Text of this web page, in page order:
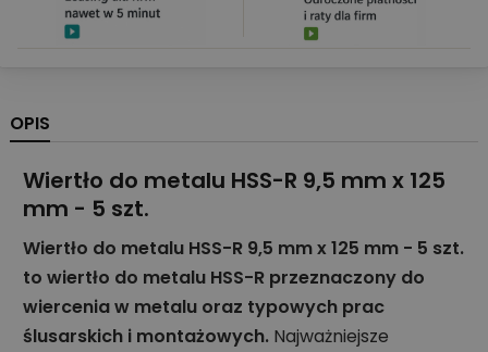
OPIS
Wiertło do metalu HSS-R 9,5 mm x 125
mm - 5 szt.
Wiertło do metalu HSS-R 9,5 mm x 125 mm - 5 szt.
to wiertło do metalu HSS-R przeznaczony do
wiercenia w metalu oraz typowych prac
ślusarskich i montażowych. Najważniejsze